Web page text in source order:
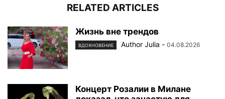
RELATED ARTICLES
Жизнь вне трендов
ВДОХНОВЕНИЕ Author Julia - 04.08.2026
Концерт Розалии в Милане